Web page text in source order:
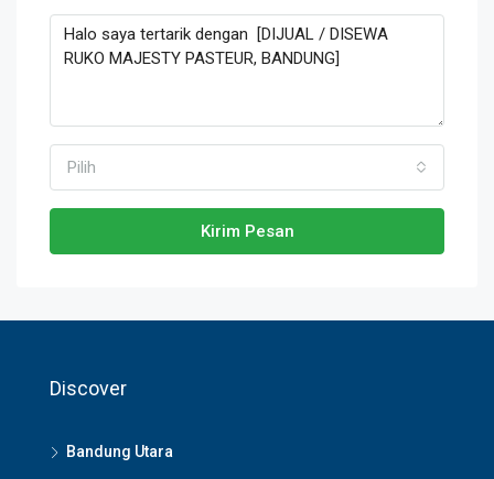
Pilih
Kirim Pesan
Discover
Bandung Utara